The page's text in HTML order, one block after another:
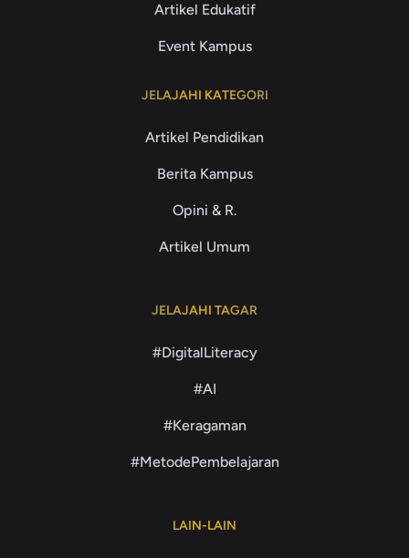
Artikel Edukatif
Event Kampus
JELAJAHI KATEGORI
Artikel Pendidikan
Berita Kampus
Opini & R.
Artikel Umum
JELAJAHI TAGAR
#DigitalLiteracy
#AI
#Keragaman
#MetodePembelajaran
LAIN-LAIN